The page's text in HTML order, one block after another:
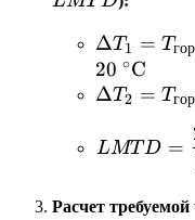
\Delta
20\text{
ΔT1 = Tгор
20 ∘C
\Delta
-
= 50 - 5
ΔT2 = Tгор
LMT D =
Расчет